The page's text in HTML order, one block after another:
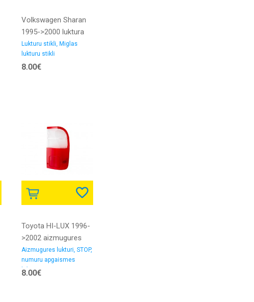
Volkswagen Sharan
1995->2000 luktura
stikls miglas lukturim
L
Lukturu stikli, Miglas
lukturu stikli
8.00€
Toyota HI-LUX 1996-
>2002 aizmugures
luktura stikls R
balts/sarkans 98->
DEPO
Aizmugures lukturi, STOP,
numuru apgaismes
lukturi
8.00€